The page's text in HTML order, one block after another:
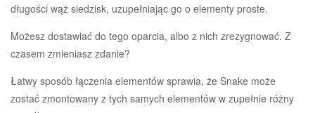
długości wąż siedzisk, uzupełniając go o elementy proste.
Możesz dostawiać do tego oparcia, albo z nich zrezygnować. Z
czasem zmieniasz zdanie?
Łatwy sposób łączenia elementów sprawia, że Snake może
zostać zmontowany z tych samych elementów w zupełnie różny